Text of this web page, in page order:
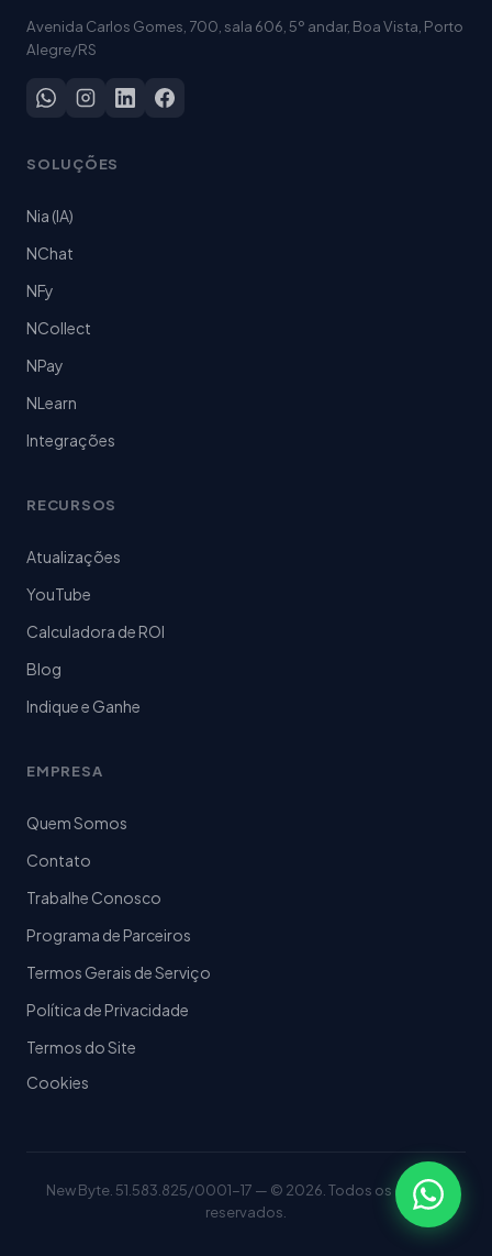
Avenida Carlos Gomes, 700, sala 606, 5º andar, Boa Vista, Porto
Alegre/RS
SOLUÇÕES
Nia (IA)
NChat
NFy
NCollect
NPay
NLearn
Integrações
RECURSOS
Atualizações
YouTube
Calculadora de ROI
Blog
Indique e Ganhe
EMPRESA
Quem Somos
Contato
Trabalhe Conosco
Programa de Parceiros
Termos Gerais de Serviço
Política de Privacidade
Termos do Site
Cookies
New Byte. 51.583.825/0001-17 — © 2026. Todos os direitos
reservados.